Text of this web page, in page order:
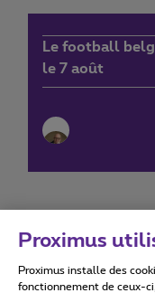
Le football
le 7 août
Conditions
Proximus
Proximus installe des
fonctionnement de ceux-